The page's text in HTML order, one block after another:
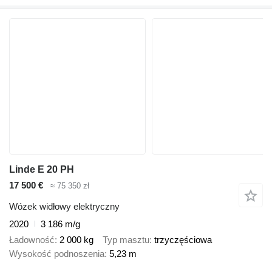
Linde E 20 PH
17 500 €
≈ 75 350 zł
Wózek widłowy elektryczny
2020
3 186 m/g
Ładowność 2 000 kg Typ masztu trzyczęściowa
Wysokość podnoszenia 5,23 m